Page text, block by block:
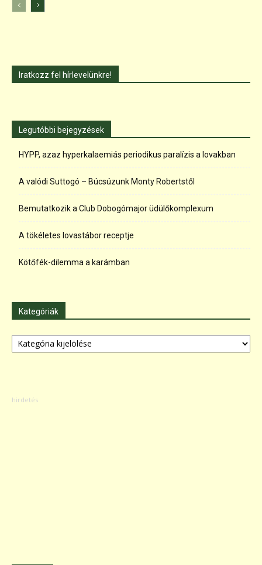
Iratkozz fel hírlevelünkre!
Legutóbbi bejegyzések
HYPP, azaz hyperkalaemiás periodikus paralízis a lovakban
A valódi Suttogó – Búcsúzunk Monty Robertstől
Bemutatkozik a Club Dobogómajor üdülőkomplexum
A tökéletes lovastábor receptje
Kötőfék-dilemma a karámban
Kategóriák
Kategóriák